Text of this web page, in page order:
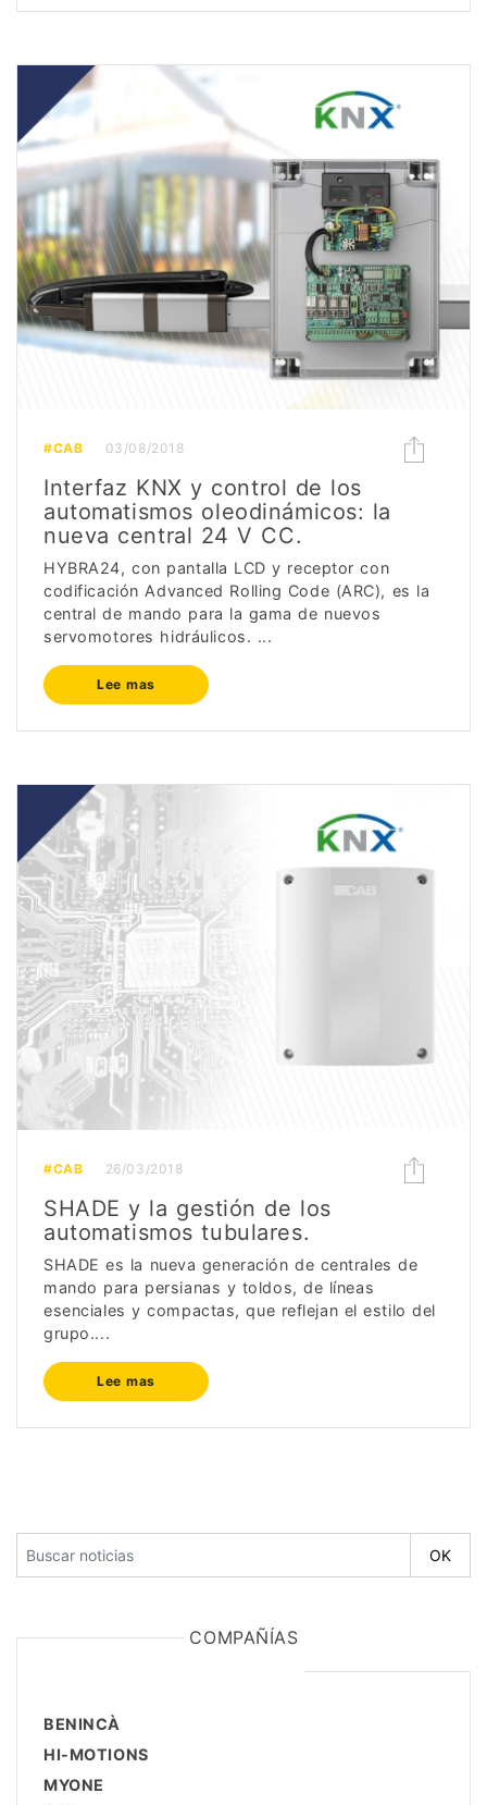
#CAB 03/08/2018
Interfaz KNX y control de los
automatismos oleodinámicos: la
nueva central 24 V CC.
HYBRA24, con pantalla LCD y receptor con
codificación Advanced Rolling Code (ARC), es la
central de mando para la gama de nuevos
servomotores hidráulicos. ...
Lee mas
#CAB 26/03/2018
SHADE y la gestión de los
automatismos tubulares.
SHADE es la nueva generación de centrales de
mando para persianas y toldos, de líneas
esenciales y compactas, que reflejan el estilo del
grupo....
Lee mas
COMPAÑÍAS
BENINCÀ
HI-MOTIONS
MYONE